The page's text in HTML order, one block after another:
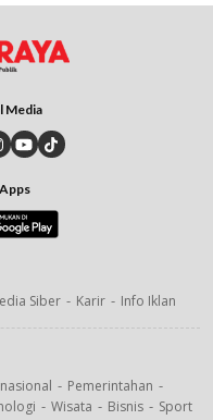
Media
Siber Karir Info Iklan
Pemerintahan
Wisata Bisnis Sport